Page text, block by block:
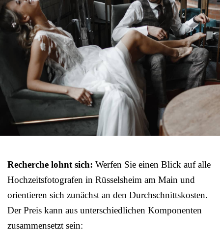
Recherche lohnt sich: Werfen Sie einen Blick auf alle
Hochzeitsfotografen in Rüsselsheim am Main und
orientieren sich zunächst an den Durchschnittskosten.
Der Preis kann aus unterschiedlichen Komponenten
zusammensetzt sein: